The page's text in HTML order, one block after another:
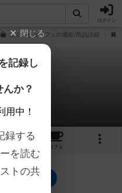
ログイン
ミミズビュッフェの通販/商品詳細
フェ
スト
カフェ
トップに戻る
閉じる
記録し
か？
用中！
録する
を読む
トの共